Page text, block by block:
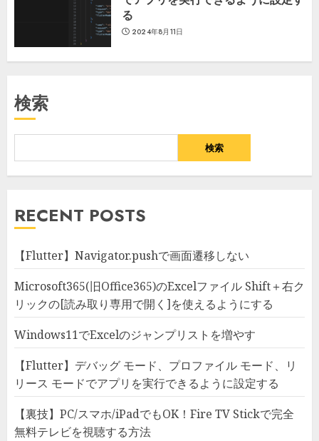
る
2024年8月11日
検索
検索
RECENT POSTS
【Flutter】Navigator.pushで画面遷移しない
Microsoft365(旧Office365)のExcelファイル Shift＋右ク
リックの[読み取り専用で開く]を使えるようにする
Windows11でExcelのジャンプリストを増やす
【Flutter】デバッグ モード、プロファイル モード、リ
リース モードでアプリを実行できるように設定する
【裏技】PC/スマホ/iPadでもOK！Fire TV Stickで完全
無料テレビを視聴する方法